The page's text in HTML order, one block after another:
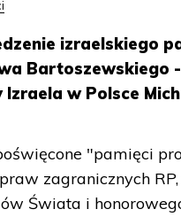
izraelskiego
Bartoszewskiego
w Polsce
"pamięci
zagranicznych
Świata i